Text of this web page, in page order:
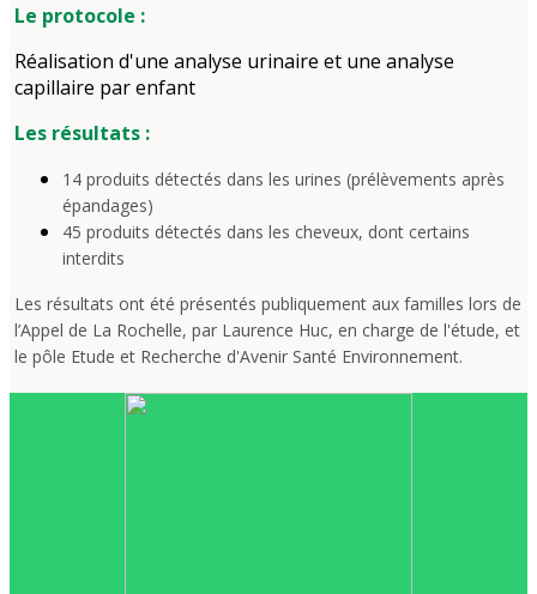
Le protocole :
Réalisation d'une analyse urinaire et une analyse
capillaire par enfant
Les résultats :
14 produits détectés dans les urines (prélèvements après
épandages)
45 produits détectés dans les cheveux, dont certains
interdits
Les résultats ont été présentés publiquement aux familles lors de
l’Appel de La Rochelle, par Laurence Huc, en charge de l'étude, et
le pôle Etude et Recherche d'Avenir Santé Environnement.